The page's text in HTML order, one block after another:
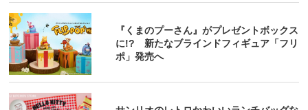
『くまのプーさん』がプレゼントボックス
に!? 新たなブラインドフィギュア「フリ
ポ」発売へ